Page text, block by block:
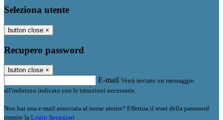
Seleziona utente
button close ×
Recupero password
button close ×
E-mail Verrà inviato un messaggio
all'indirizzo indicato con le istruzioni necessarie.
Non hai una e-mail associata al nome utente? Effettua il reset della password
tramite la Login Spaggiari